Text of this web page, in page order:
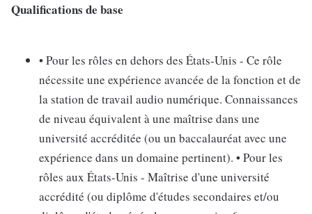
Qualifications de base
• Pour les rôles en dehors des États-Unis - Ce rôle
nécessite une expérience avancée de la fonction et de
la station de travail audio numérique. Connaissances
de niveau équivalent à une maîtrise dans une
université accréditée (ou un baccalauréat avec une
expérience dans un domaine pertinent). • Pour les
rôles aux États-Unis - Maîtrise d'une université
accrédité (ou diplôme d'études secondaires et/ou